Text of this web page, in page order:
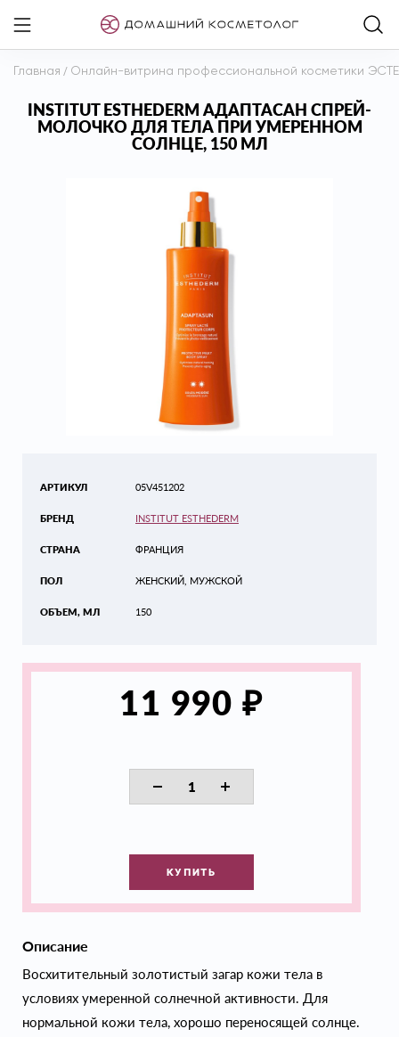
Главная / Онлайн-витрина профессиональной косметики
INSTITUT ESTHEDERM АДАПТАСАН СПРЕЙ-
МОЛОЧКО ДЛЯ ТЕЛА ПРИ УМЕРЕННОМ
СОЛНЦЕ, 150 МЛ
АРТИКУЛ
БРЕНД
СТРАНА
ПОЛ
ОБЪЕМ, МЛ
05V451202
INSTITUT ESTHEDERM
ФРАНЦИЯ
ЖЕНСКИЙ, МУЖСКОЙ
150
11 990₽
КУПИТЬ
Описание
Восхитительный золотистый загар кожи тела в
условиях умеренной солнечной активности. Для
нормальной кожи тела, хорошо переносящей солнце.